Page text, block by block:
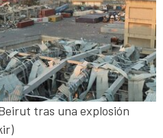
tras una explosión